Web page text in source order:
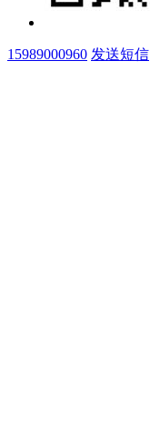
15989000960 发送短信